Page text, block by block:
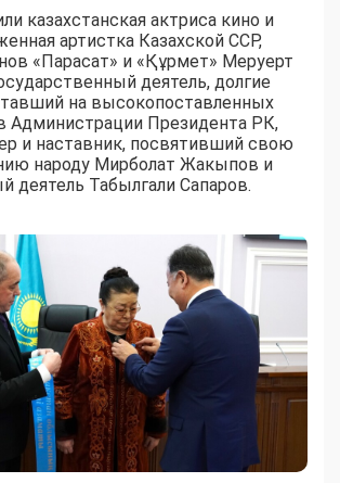
казахстанская актриса кино и
артистка Казахской ССР,
«Парасат» и «Құрмет» Меруерт
деятель, долгие
на высокопоставленных
Администрации Президента РК,
и наставник, посвятивший свою
народу Мирболат Жакыпов и
деятель Табылгали Сапаров.